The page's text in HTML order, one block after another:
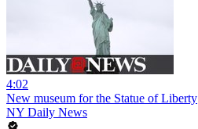
4:02
New museum for the Statue of Liberty
NY Daily News